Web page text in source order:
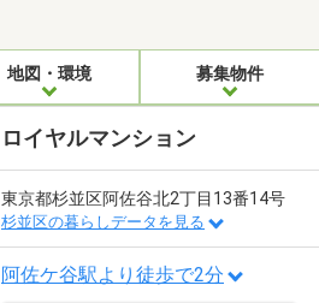
地図・環境 募集物件
ロイヤルマンション
東京都杉並区阿佐谷北2丁目13番14号
杉並区の暮らしデータを見る
阿佐ケ谷駅より徒歩で2分